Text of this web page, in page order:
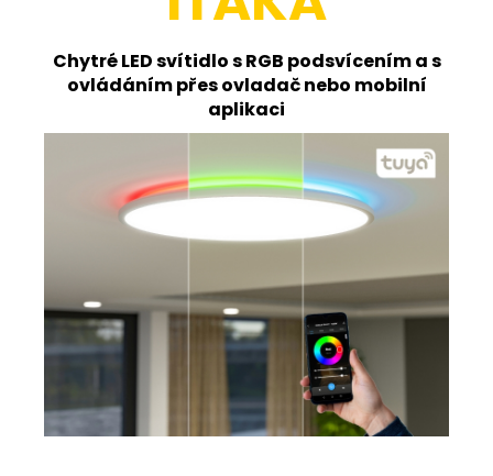
Chytré LED svítidlo s RGB podsvícením a s
ovládáním přes ovladač nebo mobilní
aplikaci